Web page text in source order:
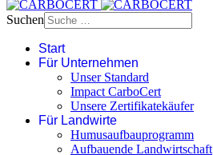
Suchen
Start
Für Unternehmen
Unser Standard
Impact CarboCert
Unsere Zertifikatekäufer
Für Landwirte
Humusaufbauprogramm
Aufbauende Landwirtschaft